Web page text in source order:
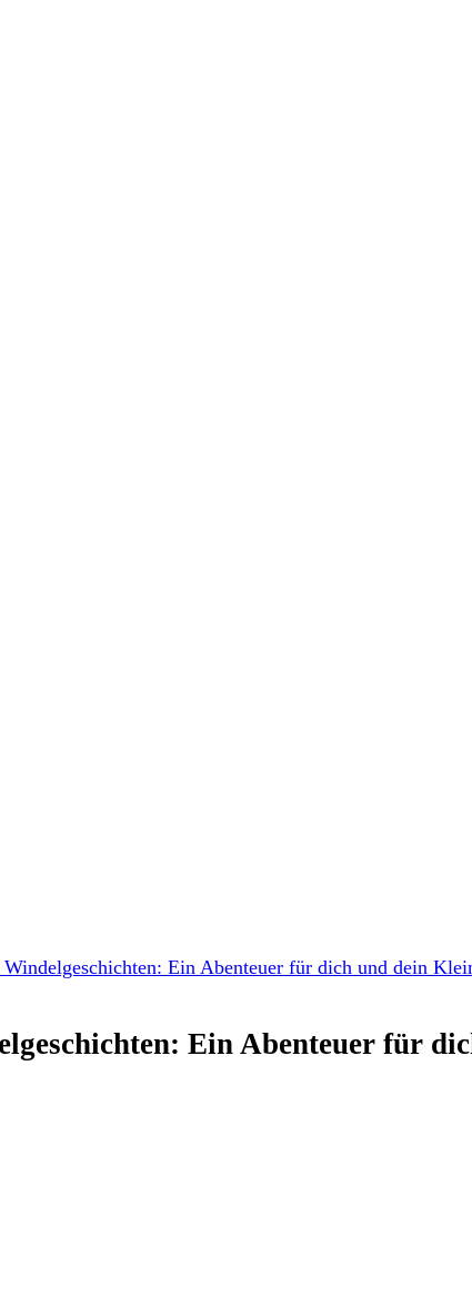
Ein Abenteuer für dich und dein
Ein Abenteuer für